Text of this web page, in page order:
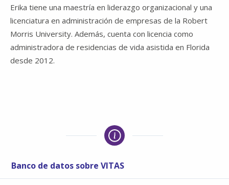
Erika tiene una maestría en liderazgo organizacional y una
licenciatura en administración de empresas de la Robert
Morris University. Además, cuenta con licencia como
administradora de residencias de vida asistida en Florida
desde 2012.
Banco de datos sobre VITAS